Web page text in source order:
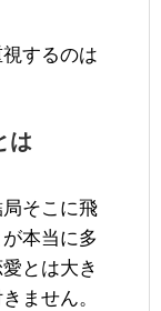
するのは
は
そこに飛
本当に多
とは大き
ません。